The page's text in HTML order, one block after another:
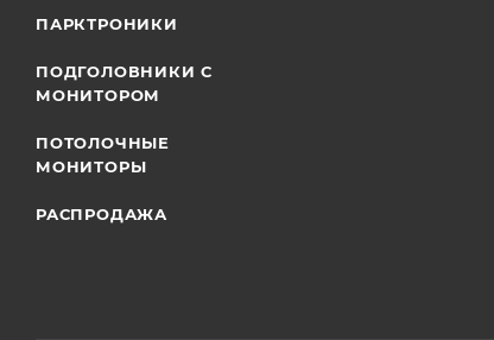
ПАРКТРОНИКИ
ПОДГОЛОВНИКИ С
МОНИТОРОМ
ПОТОЛОЧНЫЕ
МОНИТОРЫ
РАСПРОДАЖА